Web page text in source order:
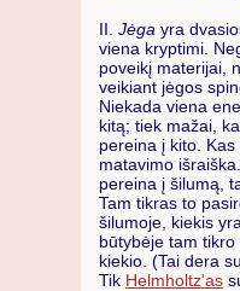
II. Jėga yra
viena kryptimi.
poveikį materijai,
veikiant jėgos
Niekada viena
kitą; tiek mažai,
pereina į kito.
matavimo
pereina į šilumą,
Tam tikras to
šilumoje, kiekis
būtybėje tam
kiekio. (Tai dera
Tik Helmholtz'as